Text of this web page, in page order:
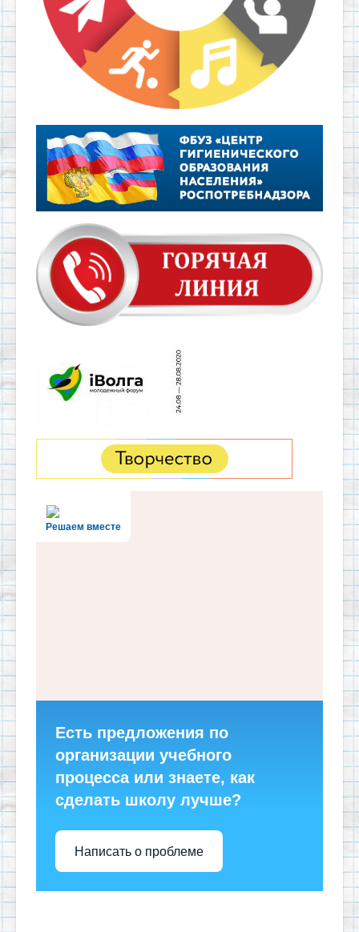
Решаем вместе
Есть предложения по
организации учебного
процесса или знаете, как
сделать школу лучше?
Написать о проблеме